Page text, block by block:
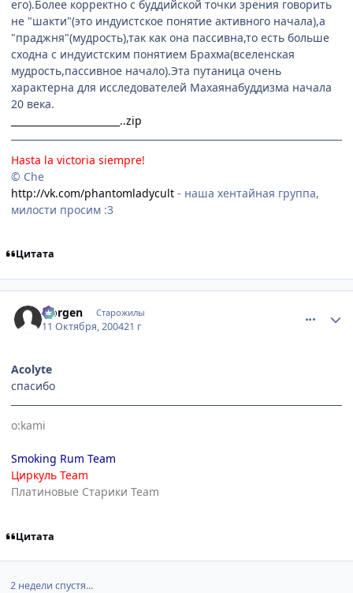
его).Более корректно с буддийской точки зрения говорить
не "шакти"(это индуистское понятие активного начала),а
"праджня"(мудрость),так как она пассивна,то есть больше
сходна с индуистским понятием Брахма(вселенская
мудрость,пассивное начало).Эта путаница очень
характерна для исследователей Махаянабуддизма начала
20 века.
_______________________..zip
Hasta la victoria siempre!
© Che
http://vk.com/phantomladycult - наша хентайная группа,
милости просим :3
Цитата
Norgen Старожилы
11 Октября, 200421 г
Acolyte
спасибо
o:kami
Smoking Rum Team
Циркуль Team
Платиновые Старики Team
Цитата
2 недели спустя...